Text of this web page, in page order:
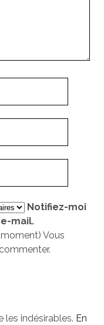
Notifiez-moi
mail.
Vous
les indésirables. En